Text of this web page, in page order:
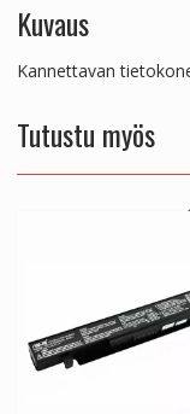
Kuvaus
Kannettavan
Tutustu myös